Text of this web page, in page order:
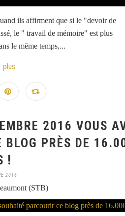
ils affirment que si le "devoir de
le " travail de mémoire" est plus
le même temps,...
plus
2016 VOUS
BLOG PRÈS DE
!
2016
(STB)